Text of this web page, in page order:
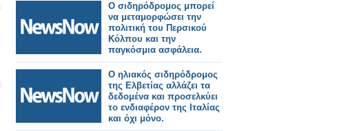
Ο σιδηρόδρομος μπορεί
να μεταμορφώσει την
πολιτική του Περσικού
Κόλπου και την
παγκόσμια ασφάλεια.
Ο ηλιακός σιδηρόδρομος
της Ελβετίας αλλάζει τα
δεδομένα και προσελκύει
το ενδιαφέρον της Ιταλίας
και όχι μόνο.